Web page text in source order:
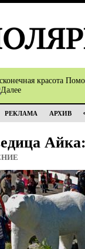
красота
РЕКЛАМА АРХИВ